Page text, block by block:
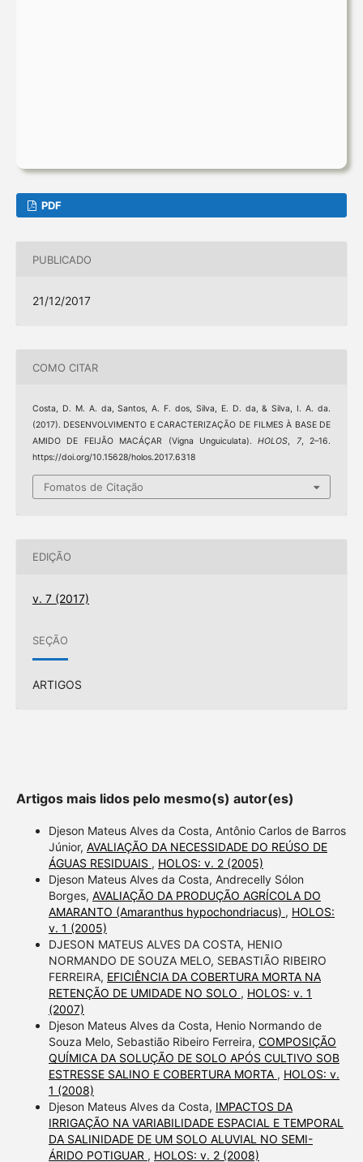
PDF
PUBLICADO
21/12/2017
COMO CITAR
Costa, D. M. A. da, Santos, A. F. dos, Silva, E. D. da, & Silva, I. A. da.
(2017). DESENVOLVIMENTO E CARACTERIZAÇÃO DE FILMES À BASE DE
AMIDO DE FEIJÃO MACÁÇAR (Vigna Unguiculata).HOLOS, 7, 2–16.
https://doi.org/10.15628/holos.2017.6318
Fomatos de Citação
EDIÇÃO
v. 7 (2017)
SEÇÃO
ARTIGOS
Artigos mais lidos pelo mesmo(s) autor(es)
Djeson Mateus Alves da Costa, Antônio Carlos de Barros
Júnior, AVALIAÇÃO DA NECESSIDADE DO REÚSO DE
ÁGUAS RESIDUAIS , HOLOS: v. 2 (2005)
Djeson Mateus Alves da Costa, Andrecelly Sólon
Borges, AVALIAÇÃO DA PRODUÇÃO AGRÍCOLA DO
AMARANTO (Amaranthus hypochondriacus) , HOLOS:
v. 1 (2005)
DJESON MATEUS ALVES DA COSTA, HENIO
NORMANDO DE SOUZA MELO, SEBASTIÃO RIBEIRO
FERREIRA, EFICIÊNCIA DA COBERTURA MORTA NA
RETENÇÃO DE UMIDADE NO SOLO , HOLOS: v. 1
(2007)
Djeson Mateus Alves da Costa, Henio Normando de
Souza Melo, Sebastião Ribeiro Ferreira, COMPOSIÇÃO
QUÍMICA DA SOLUÇÃO DE SOLO APÓS CULTIVO SOB
ESTRESSE SALINO E COBERTURA MORTA , HOLOS: v.
1 (2008)
Djeson Mateus Alves da Costa, IMPACTOS DA
IRRIGAÇÃO NA VARIABILIDADE ESPACIAL E TEMPORAL
DA SALINIDADE DE UM SOLO ALUVIAL NO SEMI-
ÁRIDO POTIGUAR , HOLOS: v. 2 (2008)